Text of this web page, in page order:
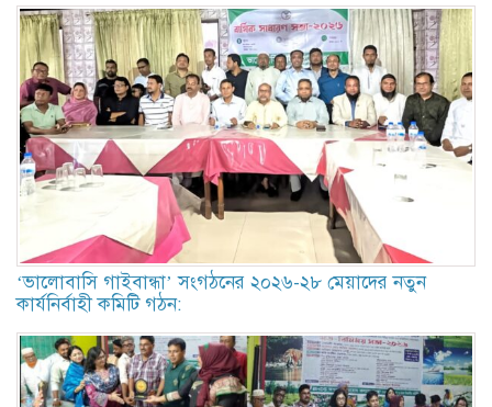
‘ভালোবাসি গাইবান্ধা’ সংগঠনের ২০২৬-২৮ মেয়াদের নতুন
কার্যনির্বাহী কমিটি গঠন: